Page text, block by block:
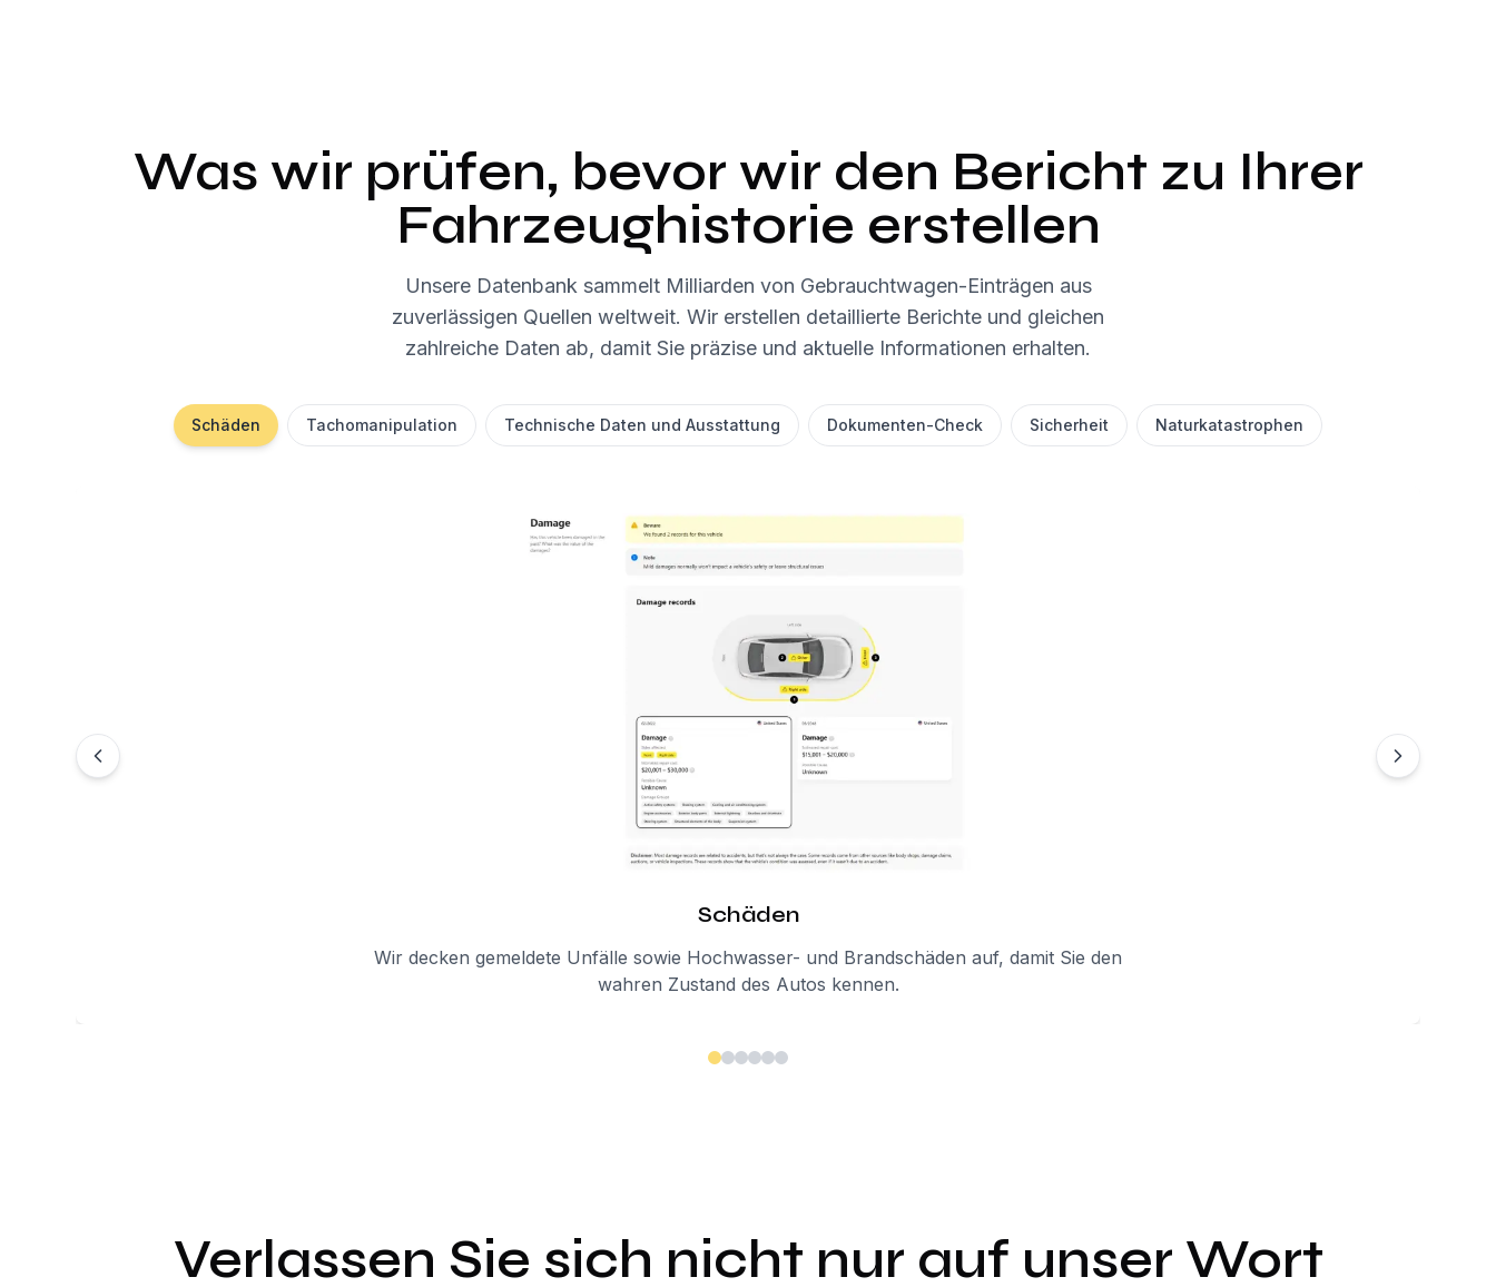
Was wir prüfen, bevor wir den Bericht zu Ihrer
Fahrzeughistorie erstellen
Unsere Datenbank sammelt Milliarden von Gebrauchtwagen-Einträgen aus
zuverlässigen Quellen weltweit. Wir erstellen detaillierte Berichte und gleichen
zahlreiche Daten ab, damit Sie präzise und aktuelle Informationen erhalten.
Schäden Tachomanipulation Technische Daten und Ausstattung Dokumenten-Check Sicherheit Naturkatastrophen
Schäden
Wir decken gemeldete Unfälle sowie Hochwasser- und Brandschäden auf, damit Sie den
wahren Zustand des Autos kennen.
Verlassen Sie sich nicht nur auf unser Wort